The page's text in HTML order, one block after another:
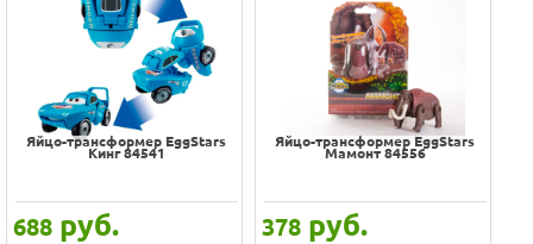
Яйцо-трансформер EggStars
Кинг 84541
688 руб.
Яйцо-трансформер EggStars
Мамонт 84556
378 руб.